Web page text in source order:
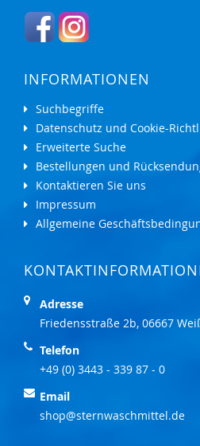
INFORMATIONEN
Suchbegriffe
Datenschutz und Cookie-
Erweiterte Suche
Bestellungen und
Kontaktieren Sie uns
Impressum
Allgemeine
Adresse
Friedensstraße 2b, 06667
Telefon
+49 (0) 3443 - 339 87 - 0
Email
shop@sternwaschmittel.de